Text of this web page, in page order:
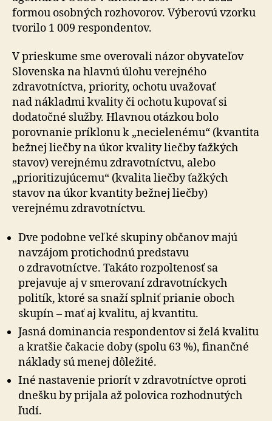
formou osobných rozhovorov. Výberovú vzorku
tvorilo 1 009 respondentov.
V prieskume sme overovali názor obyvateľov
Slovenska na hlavnú úlohu verejného
zdravotníctva, priority, ochotu uvažovať
nad nákladmi kvality či ochotu kupovať si
dodatočné služby. Hlavnou otázkou bolo
porovnanie príklonu k „necielenému“ (kvantita
bežnej liečby na úkor kvality liečby ťažkých
stavov) verejnému zdravotníctvu, alebo
„prioritizujúcemu“ (kvalita liečby ťažkých
stavov na úkor kvantity bežnej liečby)
verejnému zdravotníctvu.
Dve podobne veľké skupiny občanov majú
navzájom protichodnú predstavu
o zdravotníctve. Takáto rozpoltenosť sa
prejavuje aj v smerovaní zdravotníckych
politík, ktoré sa snaží splniť prianie oboch
skupín – mať aj kvalitu, aj kvantitu.
Jasná dominancia respondentov si želá kvalitu
a kratšie čakacie doby (spolu 63 %), finančné
náklady sú menej dôležité.
Iné nastavenie priorít v zdravotníctve oproti
dnešku by prijala až polovica rozhodnutých
ľudí.